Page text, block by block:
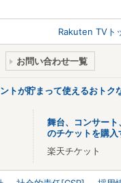
Rakuten TVト
お問い合わせ一覧
トが貯まって使えるおトク
舞台、コンサート
のチケットを購入
楽天チケット